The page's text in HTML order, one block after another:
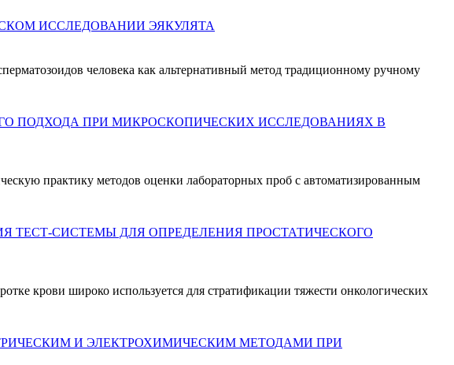
ИССЛЕДОВАНИИ ЭЯКУЛЯТА
человека как альтернативный метод традиционному ручному
ПОДХОДА ПРИ МИКРОСКОПИЧЕСКИХ ИССЛЕДОВАНИЯХ В
практику методов оценки лабораторных проб с автоматизированным
СИСТЕМЫ ДЛЯ ОПРЕДЕЛЕНИЯ ПРОСТАТИЧЕСКОГО
крови широко используется для стратификации тяжести онкологических
И ЭЛЕКТРОХИМИЧЕСКИМ МЕТОДАМИ ПРИ